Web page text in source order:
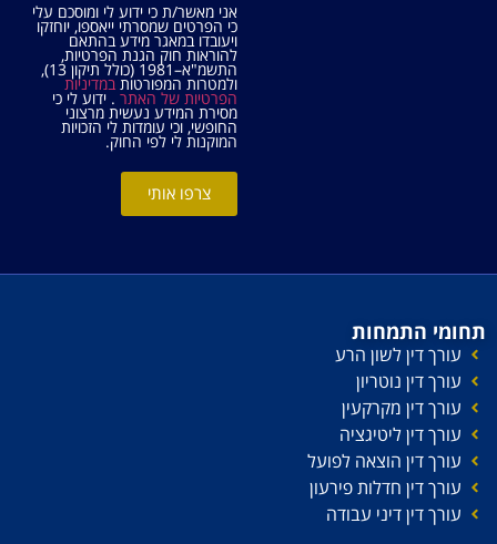
אני מאשר/ת כי ידוע לי ומוסכם עלי
כי הפרטים שמסרתי ייאספו, יוחזקו
ויעובדו במאגר מידע בהתאם
להוראות חוק הגנת הפרטיות,
התשמ"א–1981 (כולל תיקון 13),
ולמטרות המפורטותבמדיניות
הפרטיות של האתר . ידוע לי כי
מסירת המידע נעשית מרצוני
החופשי, וכי עומדות לי הזכויות
המוקנות לי לפי החוק.
צרפו אותי
תחומי התמחות
עורך דין לשון הרע
עורך דין נוטריון
עורך דין מקרקעין
עורך דין ליטיגציה
עורך דין הוצאה לפועל
עורך דין חדלות פירעון
עורך דין דיני עבודה